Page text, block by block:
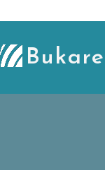
to
content